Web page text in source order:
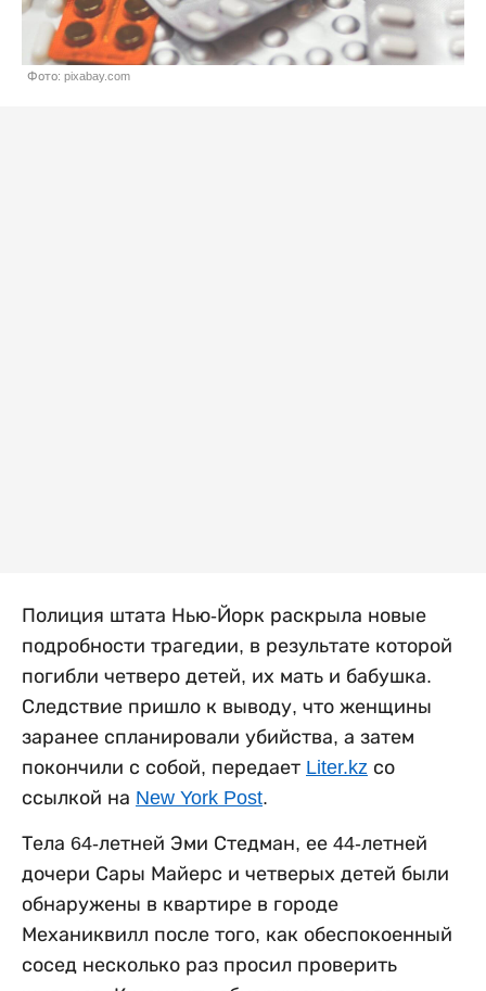
Фото: pixabay.com
Полиция штата Нью-Йорк раскрыла новые
подробности трагедии, в результате которой
погибли четверо детей, их мать и бабушка.
Следствие пришло к выводу, что женщины
заранее спланировали убийства, а затем
покончили с собой, передает Liter.kz со
ссылкой на New York Post.
Тела 64-летней Эми Стедман, ее 44-летней
дочери Сары Майерс и четверых детей были
обнаружены в квартире в городе
Механиквилл после того, как обеспокоенный
сосед несколько раз просил проверить